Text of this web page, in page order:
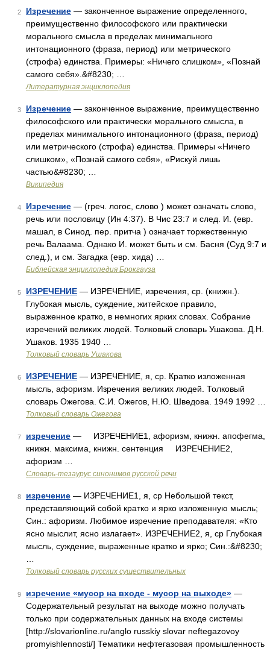
2 Изречение — законченное выражение определенного,
преимущественно философского или практически
морального смысла в пределах минимального
интонационного (фраза, период) или метрического
(строфа) единства. Примеры: «Ничего слишком», «Познай
самого себя».&#8230; …
Литературная энциклопедия
3 Изречение — законченное выражение, преимущественно
философского или практически морального смысла, в
пределах минимального интонационного (фраза, период)
или метрического (строфа) единства. Примеры «Ничего
слишком», «Познай самого себя», «Рискуй лишь
частью&#8230; …
Википедия
4 Изречение — (греч. логос, слово ) может означать слово,
речь или пословицу (Ин 4:37). В Чис 23:7 и след. И. (евр.
машал, в Синод. пер. притча ) означает торжественную
речь Валаама. Однако И. может быть и см. Басня (Суд 9:7 и
след.), и см. Загадка (евр. хида) …
Библейская энциклопедия Брокгауза
5 ИЗРЕЧЕНИЕ — ИЗРЕЧЕНИЕ, изречения, ср. (книжн.).
Глубокая мысль, суждение, житейское правило,
выраженное кратко, в немногих ярких словах. Собрание
изречений великих людей. Толковый словарь Ушакова. Д.Н.
Ушаков. 1935 1940 …
Толковый словарь Ушакова
6 ИЗРЕЧЕНИЕ — ИЗРЕЧЕНИЕ, я, ср. Кратко изложенная
мысль, афоризм. Изречения великих людей. Толковый
словарь Ожегова. С.И. Ожегов, Н.Ю. Шведова. 1949 1992 …
Толковый словарь Ожегова
7 изречение — ИЗРЕЧЕНИЕ1, афоризм, книжн. апофегма,
книжн. максима, книжн. сентенция ИЗРЕЧЕНИЕ2,
афоризм …
Словарь-тезаурус синонимов русской речи
8 изречение — ИЗРЕЧЕНИЕ1, я, ср Небольшой текст,
представляющий собой кратко и ярко изложенную мысль;
Син.: афоризм. Любимое изречение преподавателя: «Кто
ясно мыслит, ясно излагает». ИЗРЕЧЕНИЕ2, я, ср Глубокая
мысль, суждение, выраженные кратко и ярко; Син.:&#8230;
Толковый словарь русских существительных
9 изречение «мусор на входе - мусор на выходе» —
Содержательный результат на выходе можно получать
только при содержательных данных на входе системы
[http://slovarionline.ru/anglo russkiy slovar neftegazovoy
promyishlennosti/] Тематики нефтегазовая промышленность